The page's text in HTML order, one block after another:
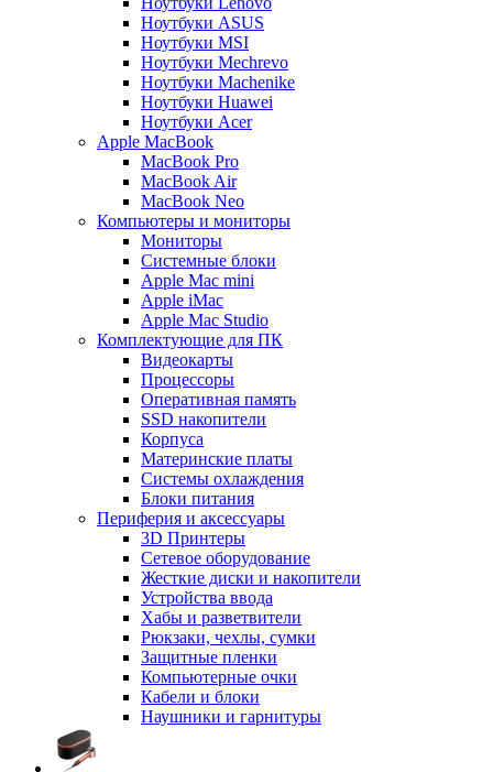
Ноутбуки ASUS
Ноутбуки MSI
Ноутбуки Mechrevo
Ноутбуки Machenike
Ноутбуки Huawei
Ноутбуки Acer
Apple MacBook
MacBook Pro
MacBook Air
MacBook Neo
Компьютеры и мониторы
Мониторы
Системные блоки
Apple Mac mini
Apple iMac
Apple Mac Studio
Комплектующие для ПК
Видеокарты
Процессоры
Оперативная память
SSD накопители
Корпуса
Материнские платы
Системы охлаждения
Блоки питания
Периферия и аксессуары
3D Принтеры
Сетевое оборудование
Жесткие диски и накопители
Устройства ввода
Хабы и разветвители
Рюкзаки, чехлы, сумки
Защитные пленки
Компьютерные очки
Кабели и блоки
Наушники и гарнитуры